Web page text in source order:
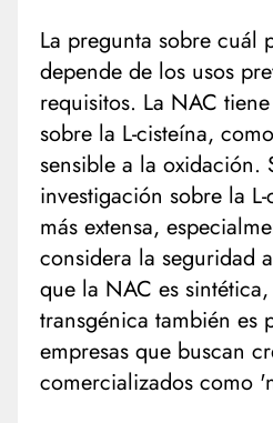
La pregunta sobre cuál
depende de los usos
requisitos. La NAC
sobre la L-cisteína,
sensible a la oxidación.
investigación sobre la
más extensa,
considera la seguridad
que la NAC es
transgénica también es
empresas que buscan
comercializados como